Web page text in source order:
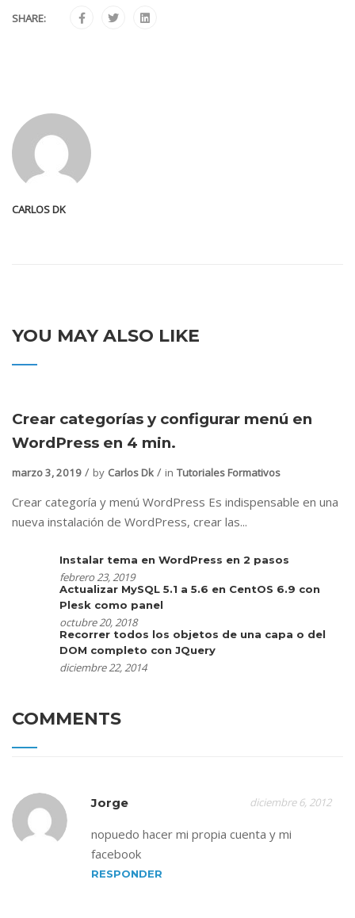
SHARE:
CARLOS DK
YOU MAY ALSO LIKE
Crear categorías y configurar menú en
WordPress en 4 min.
marzo 3, 2019 by Carlos Dk in Tutoriales Formativos
Crear categoría y menú WordPress Es indispensable en una
nueva instalación de WordPress, crear las...
Instalar tema en WordPress en 2 pasos
febrero 23, 2019
Actualizar MySQL 5.1 a 5.6 en CentOS 6.9 con
Plesk como panel
octubre 20, 2018
Recorrer todos los objetos de una capa o del
DOM completo con JQuery
diciembre 22, 2014
COMMENTS
Jorge diciembre 6, 2012
nopuedo hacer mi propia cuenta y mi
facebook
RESPONDER